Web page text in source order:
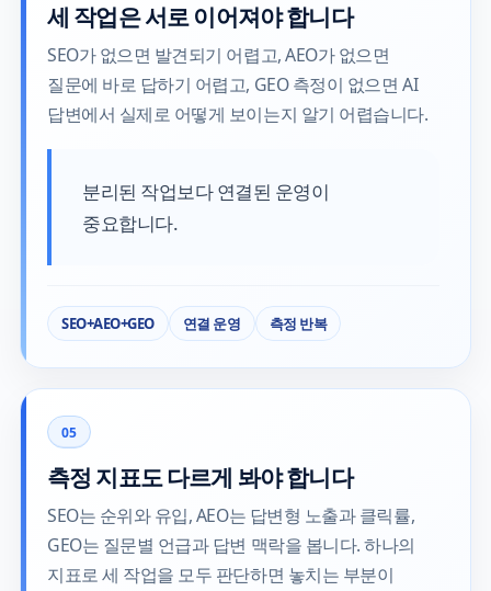
세 작업은 서로 이어져야 합니다
SEO가 없으면 발견되기 어렵고, AEO가 없으면
질문에 바로 답하기 어렵고, GEO 측정이 없으면 AI
답변에서 실제로 어떻게 보이는지 알기 어렵습니다.
분리된 작업보다 연결된 운영이
중요합니다.
SEO+AEO+GEO 연결 운영 측정 반복
05
측정 지표도 다르게 봐야 합니다
SEO는 순위와 유입, AEO는 답변형 노출과 클릭률,
GEO는 질문별 언급과 답변 맥락을 봅니다. 하나의
지표로 세 작업을 모두 판단하면 놓치는 부분이